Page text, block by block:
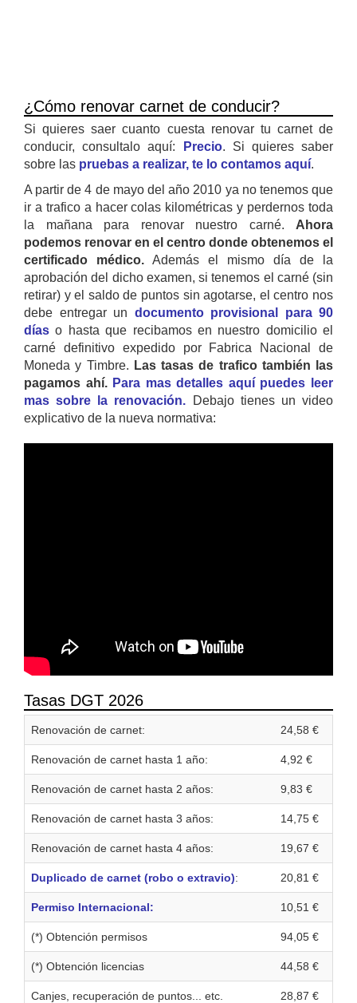
¿Cómo renovar carnet de conducir?
Si quieres saer cuanto cuesta renovar tu carnet de
conducir, consultalo aquí:
Precio. Si quieres saber
sobre las pruebas a realizar, te lo contamos aquí.
A partir de 4 de mayo del año 2010 ya no tenemos que
ir a trafico a hacer colas kilométricas y perdernos toda
la mañana para renovar nuestro carné. Ahora
podemos renovar en el centro donde obtenemos el
certificado médico. Además el mismo día de la
aprobación del dicho examen, si tenemos el carné (sin
retirar) y el saldo de puntos sin agotarse, el centro nos
debe entregar un documento provisional para 90
días o hasta que recibamos en nuestro domicilio el
carné definitivo expedido por Fabrica Nacional de
Moneda y Timbre. Las tasas de trafico también las
pagamos ahí. Para mas detalles aquí puedes leer
mas sobre la renovación. Debajo tienes un video
explicativo de la nueva normativa:
Tasas DGT 2026
Renovación de carnet: 24,58 €
Renovación de carnet hasta 1 año: 4,92 €
Renovación de carnet hasta 2 años: 9,83 €
Renovación de carnet hasta 3 años: 14,75 €
Renovación de carnet hasta 4 años: 19,67 €
Duplicado de carnet (robo o extravio): 20,81 €
Permiso Internacional: 10,51 €
(*) Obtención permisos 94,05 €
(*) Obtención licencias 44,58 €
Canjes, recuperación de puntos... etc. 28,87 €